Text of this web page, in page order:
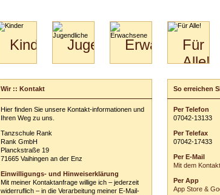
Kinder
Kids
&
Kiga-
Kids
3-
JugendlicheErwachsene
Specials
Paare
Hochzeitstanzkurs
Für
Alle!
Bilder
Download
Video
Catering
Wir :: Kontakt
Hier finden Sie unsere Kontakt-informationen und
Ihren Weg zu uns.
Tanzschule Rank
Rank GmbH
Planckstraße 19
71665 Vaihingen an der Enz
Einwilligungs- und Hinweiserklärung
Mit meiner Kontaktanfrage willige ich – jederzeit
widerruflich – in die Verarbeitung meiner E-Mail-
So erreichen
Per Telefon
07042-13133
Per Telefax
07042-17433
Per E-Mail
Mit dem
Per App
App Store &
Schreiben Sie
Ihre
Vor- und
E-Mail-
Betreff:
Ihre Nachricht